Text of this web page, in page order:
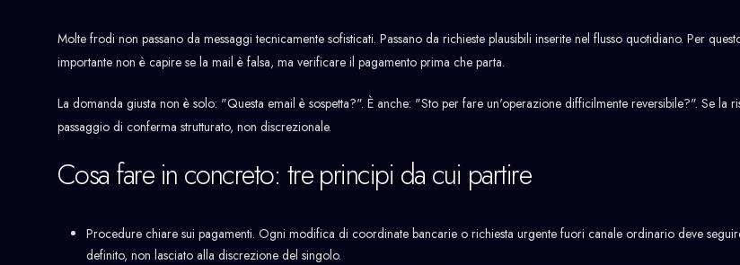
Molte frodi non passano da messaggi tecnicamente sofisticati. Passano da richieste plausibili inserite nel flusso quotidiano. Per
importante non è capire se la mail è falsa, ma verificare il pagamento prima che parta.
La domanda giusta non è solo: "Questa email è sospetta?". È anche: "Sto per fare un'operazione difficilmente reversibile?". Se la
passaggio di conferma strutturato, non discrezionale.
Cosa fare in concreto: tre principi da cui partire
Procedure chiare sui pagamenti. Ogni modifica di coordinate bancarie o richiesta urgente fuori canale ordinario deve
definito, non lasciato alla discrezione del singolo.